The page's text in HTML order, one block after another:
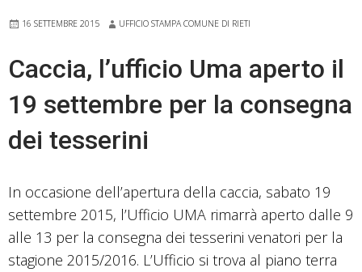
la
caccia
al
cinghiale
braccata
Lazio
16 SETTEMBRE 2015 UFFICIO STAMPA COMUNE DI RIETI
Caccia, l’ufficio Uma aperto il
19 settembre per la consegna
dei tesserini
In occasione dell’apertura della caccia, sabato 19
settembre 2015, l’Ufficio UMA rimarrà aperto dalle 9
alle 13 per la consegna dei tesserini venatori per la
stagione 2015/2016. L’Ufficio si trova al piano terra